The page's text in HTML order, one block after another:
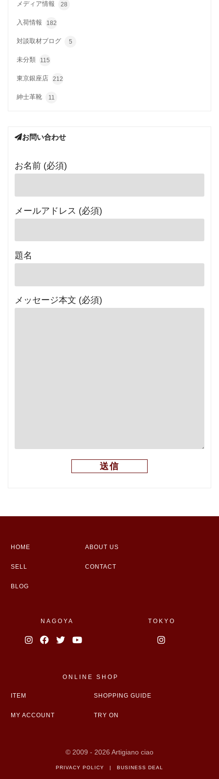
メディア情報 28
入荷情報 182
対談取材ブログ 5
未分類 115
東京銀座店 212
紳士革靴 11
お問い合わせ
お名前 (必須)
メールアドレス (必須)
題名
メッセージ本文 (必須)
HOME ABOUT US
SELL CONTACT
BLOG
NAGOYA TOKYO
ONLINE SHOP
ITEM SHOPPING GUIDE
MY ACCOUNT TRY ON
© 2009 - 2026 Artigiano ciao
PRIVACY POLICY | BUSINESS DEAL